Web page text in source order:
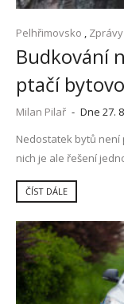
Pelhřimovsko Zprávy
Budkování
ptačí
Milan Pilař - Dne 27.
Nedostatek bytů není
nich je ale řešení
ČÍST DÁLE